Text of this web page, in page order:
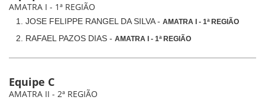
AMATRA I - 1ª REGIÃO
JOSE FELIPPE RANGEL DA SILVA - AMATRA I - 1ª REGIÃO
RAFAEL PAZOS DIAS - AMATRA I - 1ª REGIÃO
Equipe C
AMATRA II - 2ª REGIÃO